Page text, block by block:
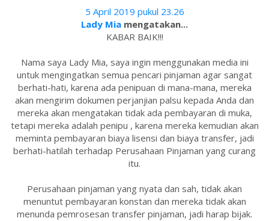
5 April 2019 pukul 23.26
Lady Mia mengatakan...
KABAR BAIK!!!
Nama saya Lady Mia, saya ingin menggunakan media ini
untuk mengingatkan semua pencari pinjaman agar sangat
berhati-hati, karena ada penipuan di mana-mana, mereka
akan mengirim dokumen perjanjian palsu kepada Anda dan
mereka akan mengatakan tidak ada pembayaran di muka,
tetapi mereka adalah penipu , karena mereka kemudian akan
meminta pembayaran biaya lisensi dan biaya transfer, jadi
berhati-hatilah terhadap Perusahaan Pinjaman yang curang
itu.
Perusahaan pinjaman yang nyata dan sah, tidak akan
menuntut pembayaran konstan dan mereka tidak akan
menunda pemrosesan transfer pinjaman, jadi harap bijak.